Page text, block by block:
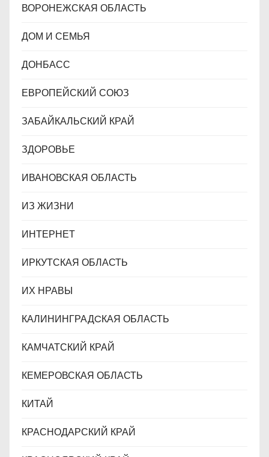
ВОРОНЕЖСКАЯ ОБЛАСТЬ
ДОМ И СЕМЬЯ
ДОНБАСС
ЕВРОПЕЙСКИЙ СОЮЗ
ЗАБАЙКАЛЬСКИЙ КРАЙ
ЗДОРОВЬЕ
ИВАНОВСКАЯ ОБЛАСТЬ
ИЗ ЖИЗНИ
ИНТЕРНЕТ
ИРКУТСКАЯ ОБЛАСТЬ
ИХ НРАВЫ
КАЛИНИНГРАДCКАЯ ОБЛАСТЬ
КАМЧАТСКИЙ КРАЙ
КЕМЕРОВСКАЯ ОБЛАСТЬ
КИТАЙ
КРАСНОДАРСКИЙ КРАЙ